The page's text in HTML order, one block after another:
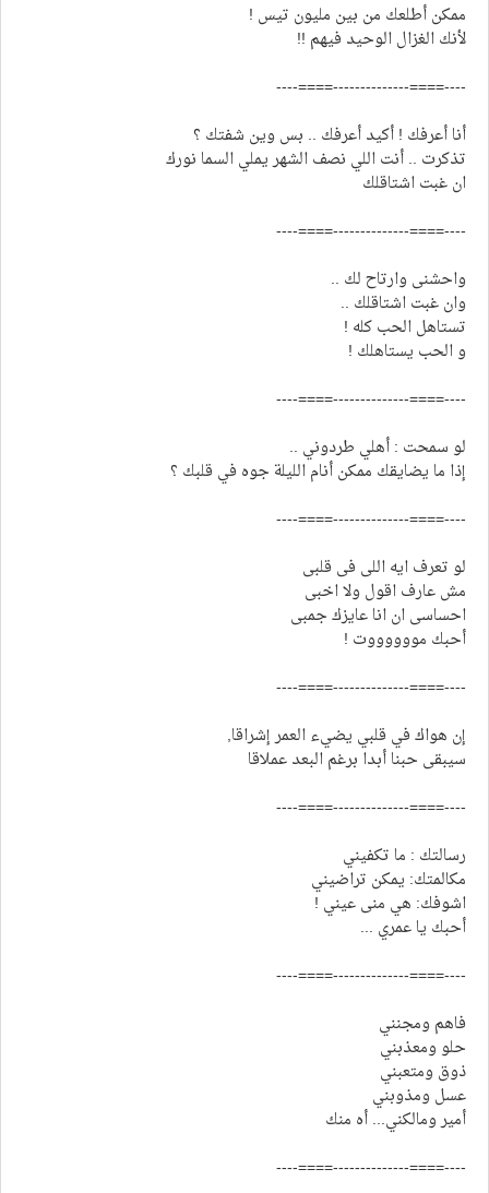
ممكن أطلعك من بين مليون تيس !
لأنك الغزال الوحيد فيهم !!
----====--------------====----
أنا أعرفك ! أكيد أعرفك .. بس وين شفتك ؟
تذكرت .. أنت اللي نصف الشهر يملي السما نورك
ان غبت اشتاقلك
----====--------------====----
واحشنى وارتاح لك ..
وان غبت اشتاقلك ..
تستاهل الحب كله !
و الحب يستاهلك !
----====--------------====----
لو سمحت : أهلي طردوني ..
إذا ما يضايقك ممكن أنام الليلة جوه في قلبك ؟
----====--------------====----
لو تعرف ايه اللى فى قلبى
مش عارف اقول ولا اخبى
احساسى ان انا عايزك جمبى
أحبك مووووووت !
----====--------------====----
إن هواك في قلبي يضيء العمر إشراقا,
سيبقى حبنا أبدا برغم البعد عملاقا
----====--------------====----
رسالتك : ما تكفيني
مكالمتك: يمكن تراضيني
اشوفك: هي منى عيني !
أحبك يا عمري ...
----====--------------====----
فاهم ومجنني
حلو ومعذبني
ذوق ومتعبني
عسل ومذوبني
أمير ومالكني... أه منك
----====--------------====----